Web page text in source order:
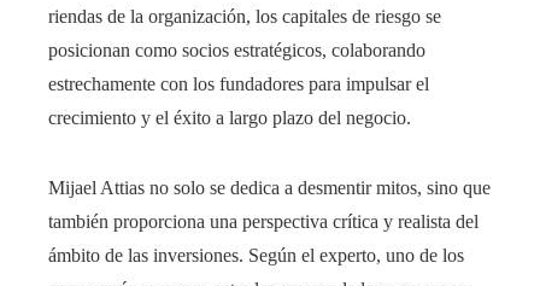
riendas de la organización, los capitales de riesgo se
posicionan como socios estratégicos, colaborando
estrechamente con los fundadores para impulsar el
crecimiento y el éxito a largo plazo del negocio.
Mijael Attias no solo se dedica a desmentir mitos, sino que
también proporciona una perspectiva crítica y realista del
ámbito de las inversiones. Según el experto, uno de los